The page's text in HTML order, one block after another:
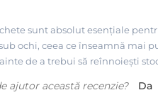
sunt absolut esențiale
ochi, ceea ce înseamnă mai
de a trebui să reînnoiești
ajutor această recenzie? Da